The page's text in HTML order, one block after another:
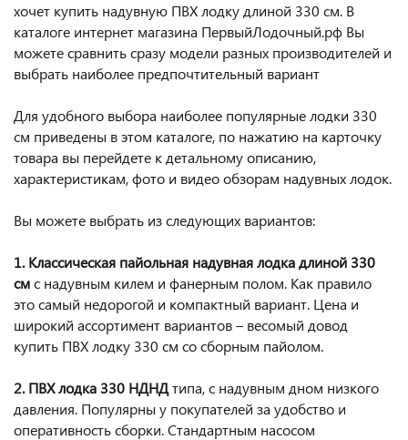
хочет купить надувную ПВХ лодку длиной 330 см. В
каталоге интернет магазина ПервыйЛодочный.рф Вы
можете сравнить сразу модели разных производителей и
выбрать наиболее предпочтительный вариант
Для удобного выбора наиболее популярные лодки 330
см приведены в этом каталоге, по нажатию на карточку
товара вы перейдете к детальному описанию,
характеристикам, фото и видео обзорам надувных лодок.
Вы можете выбрать из следующих вариантов:
1. Классическая пайольная надувная лодка длиной 330
смс надувным килем и фанерным полом. Как правило
это самый недорогой и компактный вариант. Цена и
широкий ассортимент вариантов – весомый довод
купить ПВХ лодку 330 см со сборным пайолом.
2. ПВХ лодка 330 НДНДтипа, с надувным дном низкого
давления. Популярны у покупателей за удобство и
оперативность сборки. Стандартным насосом